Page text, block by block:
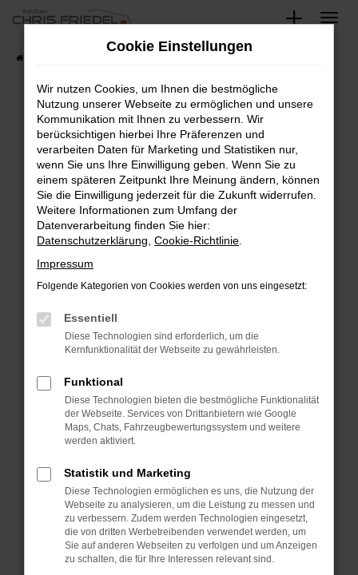
Zum
springen
Fahrzeugsuche
Fehler: Network Error
Beim Laden ist ein Fehler aufgetreten.
Hier sind ein paar Tipps, die dir helfen können:
Überprüfe deine Firewall und deine
Internetverbindung.
Laden andere Webseiten, zum Beispiel deine
Suchmaschine?
Prüfe deine Browsererweiterungen.
können das Laden bestimmter Seiten
verhindern. Funktioniert die Seite in einem
anderen Browser oder in einem privaten
Starte dein Gerät neu.
Das kann manchmal helfen, vorübergehende
Probleme zu beheben.
Betriebssystem auf dem neuesten Stand
sind.
Veraltete Software birgt nicht nur ein
Sicherheitsrisiko, sondern kann auch dazu
führen, dass bestimmte Funktionen nicht mehr
unterstützt werden.
Cookie Einstellungen
Wir nutzen Cookies, um Ihnen die bestmögliche
Nutzung unserer Webseite zu ermöglichen und unsere
Kommunikation mit Ihnen zu verbessern. Wir
berücksichtigen hierbei Ihre Präferenzen und
verarbeiten Daten für Marketing und Statistiken nur,
wenn Sie uns Ihre Einwilligung geben. Wenn Sie zu
einem späteren Zeitpunkt Ihre Meinung ändern, können
Sie die Einwilligung jederzeit für die Zukunft widerrufen.
Weitere Informationen zum Umfang der
Datenverarbeitung finden Sie hier:
Datenschutzerklärung Cookie-Richtlinie
Impressum
Folgende Kategorien von Cookies werden von uns eingesetzt:
Essentiell
Diese Technologien sind erforderlich, um die
Kernfunktionalität der Webseite zu gewährleisten.
Funktional
Diese Technologien bieten die bestmögliche Funktionalität
der Webseite. Services von Drittanbietern wie Google
Maps, Chats, Fahrzeugbewertungssystem und weitere
werden aktiviert.
Statistik und Marketing
Diese Technologien ermöglichen es uns, die Nutzung der
Webseite zu analysieren, um die Leistung zu messen und
zu verbessern. Zudem werden Technologien eingesetzt,
die von dritten Werbetreibenden verwendet werden, um
Sie auf anderen Webseiten zu verfolgen und um Anzeigen
zu schalten, die für Ihre Interessen relevant sind.